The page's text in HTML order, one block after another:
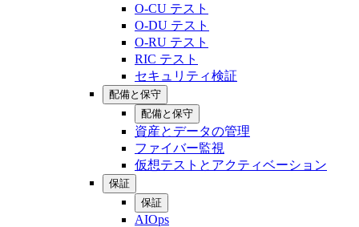
O-CU テスト
O-DU テスト
O-RU テスト
RIC テスト
セキュリティ検証
配備と保守
配備と保守
資産とデータの管理
ファイバー監視
仮想テストとアクティベーション
保証
保証
AIOps